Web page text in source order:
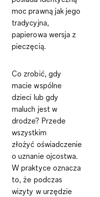
moc prawną jak jego
tradycyjna,
papierowa wersja z
pieczęcią.
Co zrobić, gdy
maciewspólne
dzieci lub gdy
maluch jest w
drodze? Przede
wszystkim
złożyć oświadczenie
o uznanie ojcostwa.
W praktyce oznacza
to, że podczas
wizyty w urzędzie